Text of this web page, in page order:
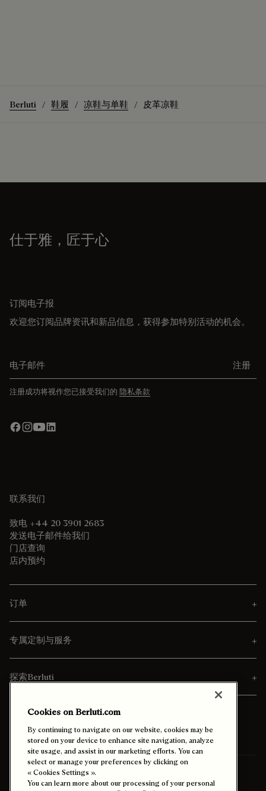
Berluti 鞋履 凉鞋与单鞋 皮革凉鞋
仕于雅，匠于心
订阅电子报
欢迎您订阅品牌资讯和新品信息，获得参加特别活动的机会。
注册
注册成功将视作您已接受我们的 隐私条款
联系我们
致电 +44 20 3901 2683
发送电子邮件给我们
门店查询
店内预约
订单
专属定制与服务
探索Berluti
寄送至 台灣 (中文)
Cookies on Berluti.com
By continuing to navigate on our website, cookies may be
stored on your device to enhance site navigation, analyze
site usage, and assist in our marketing efforts. You can
select or manage your preferences by clicking on
« Cookies Settings ».
You can learn more about our processing of your personal